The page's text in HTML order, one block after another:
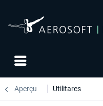
Aperçu Utilitares